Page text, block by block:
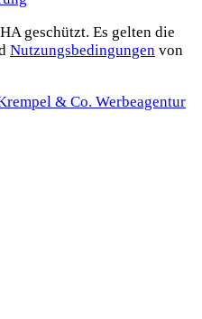
geschützt. Es gelten die
Nutzungsbedingungen von
& Co. Werbeagentur